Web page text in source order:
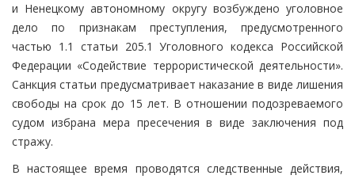
и Ненецкому автономному округу возбуждено уголовное
дело по признакам преступления, предусмотренного
частью 1.1 статьи 205.1 Уголовного кодекса Российской
Федерации «Содействие террористической деятельности».
Санкция статьи предусматривает наказание в виде лишения
свободы на срок до 15 лет. В отношении подозреваемого
судом избрана мера пресечения в виде заключения под
стражу.
В настоящее время проводятся следственные действия,